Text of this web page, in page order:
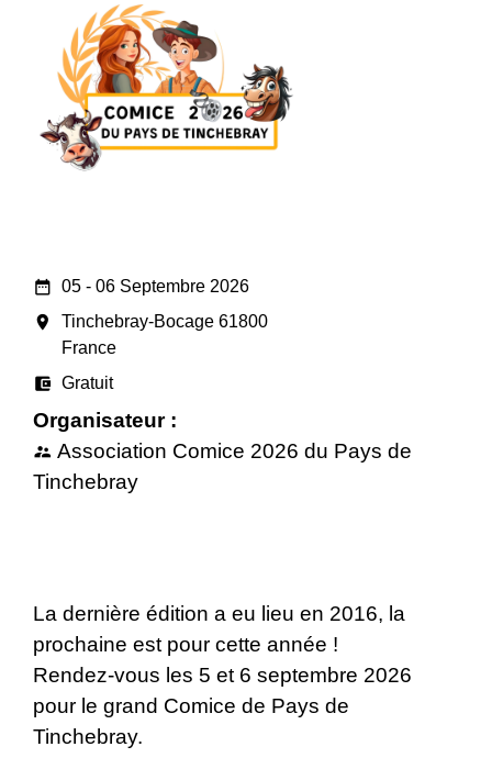
date_range 05 - 06 Septembre 2026
room
Tinchebray-Bocage 61800
France
account_balance_wallet Gratuit
Organisateur :
supervisor_account Association Comice 2026 du Pays de
Tinchebray
La dernière édition a eu lieu en 2016, la
prochaine est pour cette année !
Rendez-vous les 5 et 6 septembre 2026
pour le grand Comice de Pays de
Tinchebray.